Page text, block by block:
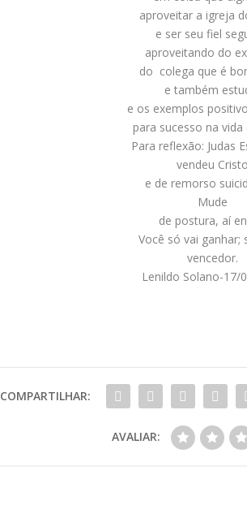
aproveitar a igreja
e ser seu fiel
aproveitando do
do colega que é
e também
e os exemplos
para sucesso na vida
Para reflexão: Judas
vendeu Cristo
e de remorso
Mude
de postura, aí
Você só vai ganhar;
vencedor.
Lenildo Solano-17/
COMPARTILHAR:
AVALIAR: